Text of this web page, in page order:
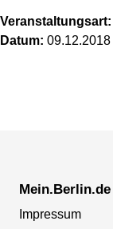
Veranstaltungsart:
Datum:
Mein.Berlin.de
Impressum